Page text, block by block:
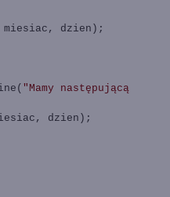
miesiac, dzien);
"Mamy następującą
dzien);